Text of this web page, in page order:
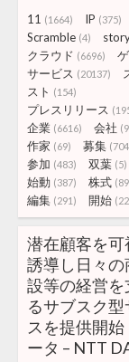
11 (1664) IP (375)
Scramble (4)
クラウド (6696)
サービス (20137)
スト (154)
プレスリリース
企業 (6616) 会社
作家 (69) 募集
参加 (483) 双葉 (5)
始動 (387) 株式
編集 (291) 開始
潜在顧客を可
誘導し日々の
設等の経営を
るサブスク
スを提供開
ータ – NTT